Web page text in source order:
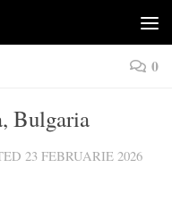
0
Bulgaria
23 FEBRUARIE 2026